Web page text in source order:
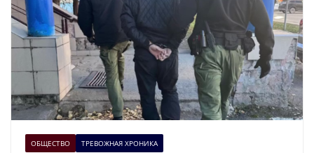
ОБЩЕСТВО ТРЕВОЖНАЯ ХРОНИКА